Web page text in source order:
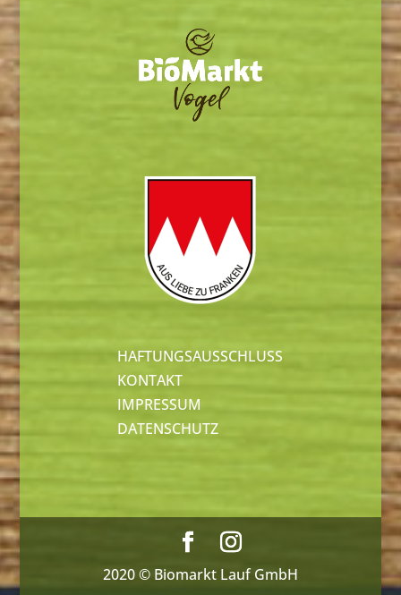
HAFTUNGSAUSSCHLUSS
KONTAKT
IMPRESSUM
DATENSCHUTZ
2020 © Biomarkt Lauf GmbH